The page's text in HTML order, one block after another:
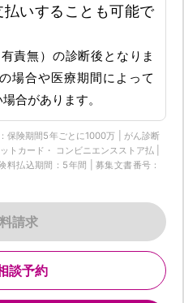
いすることも可能で
責無）の診断後となりま
場合や医療期間によって
合があります。
保険期間5年ごとに1000万 | がん診断
カード・ コンビニエンスストア払 |
払込期間：5年間 | 募集文書番号：
談予約
請求